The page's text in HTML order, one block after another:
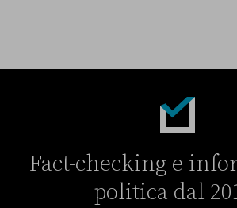
Fact-checking e
politica dal